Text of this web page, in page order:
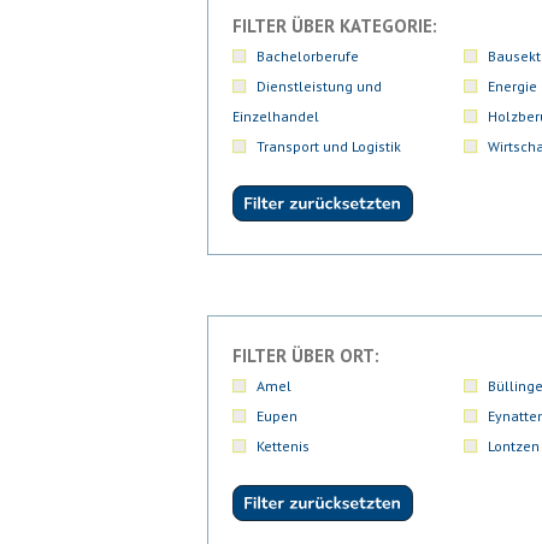
FILTER ÜBER KATEGORIE:
Bachelorberufe
Dienstleistung und
Einzelhandel
Transport und Logistik
FILTER ÜBER ORT:
Amel
Eupen
Kettenis
Lontzen